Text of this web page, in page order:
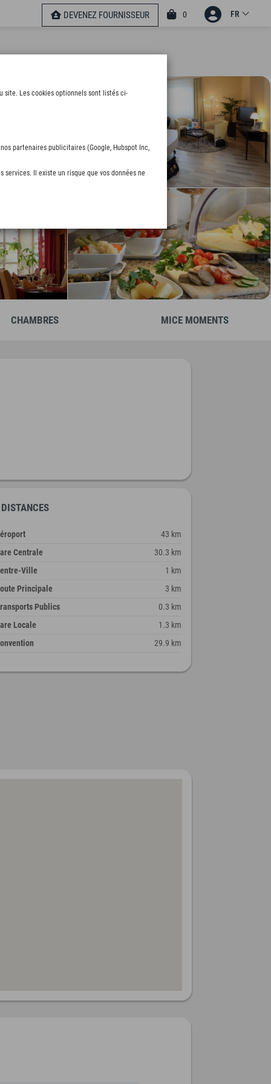
site. Les cookies optionnels sont listés ci-
partenaires publicitaires (Google, Hubspot Inc,
Il existe un risque que vos données ne
DEVENEZ FOURNISSEUR 0 FR
CHAMBRES MICE MOMENTS
DISTANCES
43 km
Centrale
30.3 km
Ville
1 km
Principale
3 km
Publics
0.3 km
Locale
1.3 km
29.9 km